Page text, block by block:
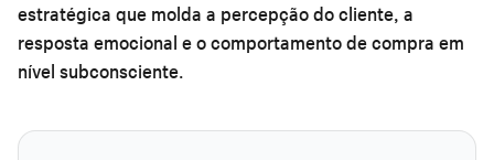
estratégica que molda a percepção do cliente, a
resposta emocional e o comportamento de compra em
nível subconsciente.